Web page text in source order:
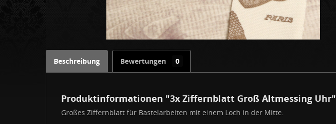
Beschreibung Bewertungen 0
Produktinformationen "3x Ziffernblatt Groß Altmessing Uhr"
Großes Ziffernblatt für Bastelarbeiten mit einem Loch in der Mitte.